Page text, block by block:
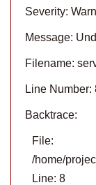
Severity:
Message:
Filename:
Line Number:
Backtrace:
File:
/home/
Line: 8